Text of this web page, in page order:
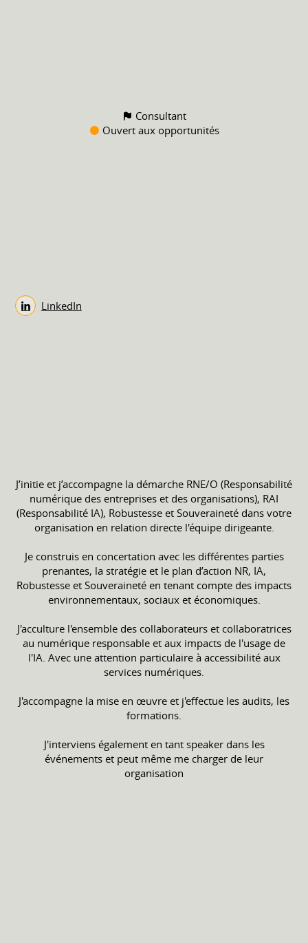
Consultant
Ouvert aux opportunités
LinkedIn
J’initie et j’accompagne la démarche RNE/O (Responsabilité
numérique des entreprises et des organisations), RAI
(Responsabilité IA), Robustesse et Souveraineté dans votre
organisation en relation directe l'équipe dirigeante.
Je construis en concertation avec les différentes parties
prenantes, la stratégie et le plan d’action NR, IA,
Robustesse et Souveraineté en tenant compte des impacts
environnementaux, sociaux et économiques.
J'acculture l'ensemble des collaborateurs et collaboratrices
au numérique responsable et aux impacts de l'usage de
l'IA. Avec une attention particulaire à accessibilité aux
services numériques.
J'accompagne la mise en œuvre et j'effectue les audits, les
formations.
J'interviens également en tant speaker dans les
événements et peut même me charger de leur
organisation